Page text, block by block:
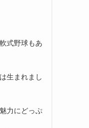
式野球もあ
生まれまし
力にどっぷ